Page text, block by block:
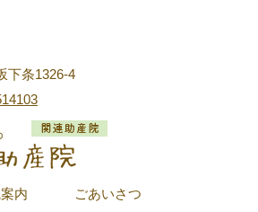
下条1326-4
内 ごあいさつ